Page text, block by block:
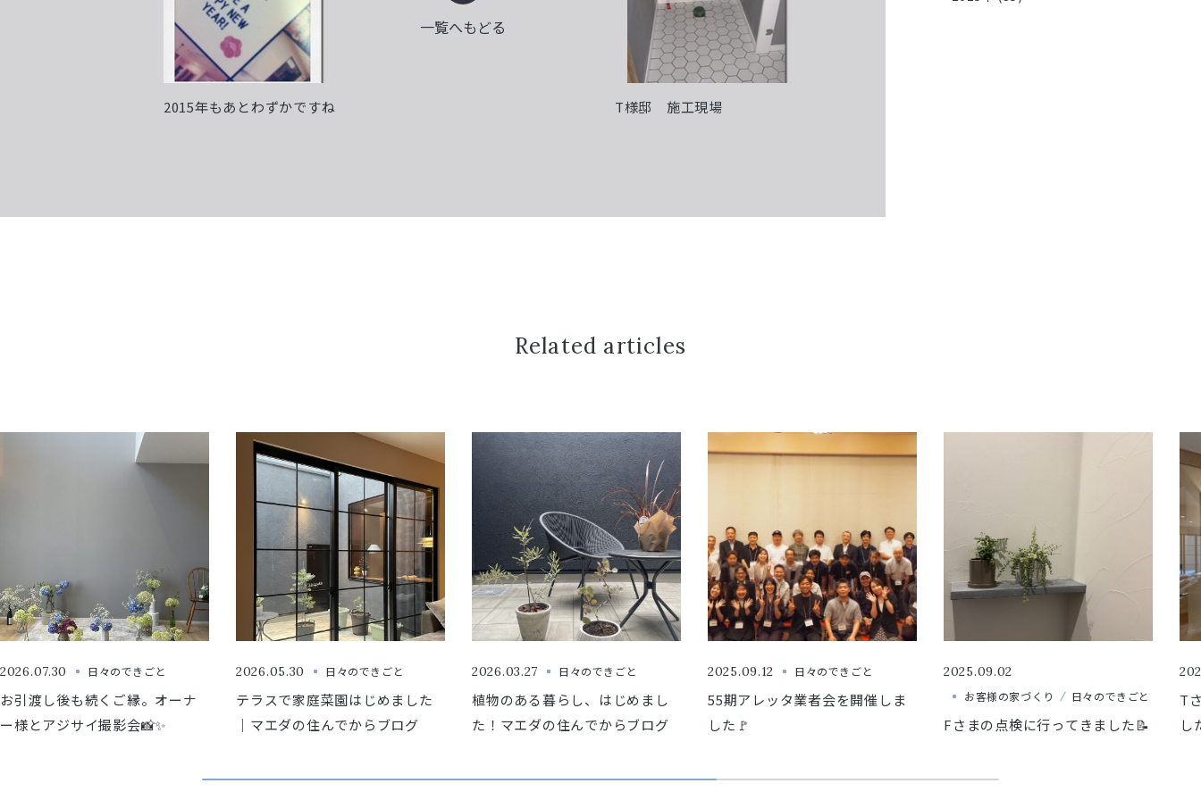
2015年もあとわずかですね T様邸 施工現場
一覧へもどる
Related articles
2026.07.30 日々のできごと
お引渡し後も続くご縁。オーナ
ー様とアジサイ撮影会📸✨
2026.05.30 日々のできごと
テラスで家庭菜園はじめました
｜マエダの住んでからブログ
2026.03.27 日々のできごと
植物のある暮らし、はじめまし
た！マエダの住んでからブログ
2025.09.12 日々のできごと
55期アレッタ業者会を開催しま
した🚩
2025.09.02
お客様の家づくり 日々のできごと
Fさまの点検に行ってきました📝
T
し